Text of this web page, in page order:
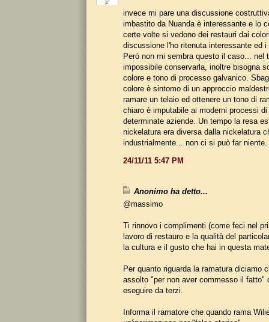
invece mi pare una discussione
imbastito da Nuanda è interessante e lo
certe volte si vedono dei restauri dai
discussione l'ho ritenuta interessante ed
Però non mi sembra questo il caso... nel
impossibile conservarla, inoltre bisogna
colore e tono di processo galvanico.
colore è sintomo di un approccio
ramare un telaio ed ottenere un tono di
chiaro è imputabile ai moderni processi
determinate aziende. Un tempo la resa
nickelatura era diversa dalla nickelatura
industrialmente... non ci si può far niente.
24/11/11 5:47 PM
Anonimo ha detto...
@massimo
Ti rinnovo i complimenti (come feci nel
lavoro di restauro e la qualità del
la cultura e il gusto che hai in questa
Per quanto riguarda la ramatura diciamo
assolto "per non aver commesso il fatto"
eseguire da terzi.
Informa il ramatore che quando rama